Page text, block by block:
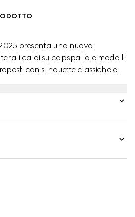
presenta una nuova
caldi su capispalla e modelli
con silhouette classiche e
e in colore grigio con motivo GG